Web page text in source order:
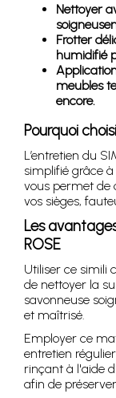
Nettoyer
Frotter
humidifié
meubles
encore.
Pourquoi
L’entretien du
simplifié grâce à
vous permet de
vos sièges,
Les
ROSE
Utiliser ce simili
de nettoyer la
savonneuse
et maîtrisé.
Employer ce
entretien
rinçant à l'aide
afin de